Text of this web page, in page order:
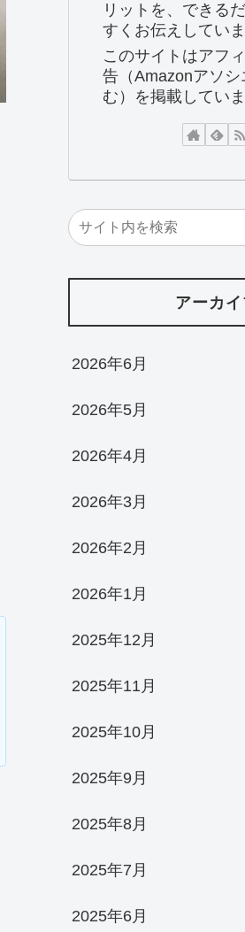
リットを、できる
すくお伝えしていま
このサイトはアフ
告（Amazonアソシ
む）を掲載していま
アーカ
2026年6月
2026年5月
2026年4月
2026年3月
2026年2月
2026年1月
2025年12月
2025年11月
2025年10月
2025年9月
2025年8月
2025年7月
2025年6月